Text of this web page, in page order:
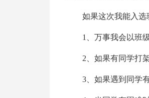
如果这次我能入选
1、万事我会以班
2、如果有同学打
3、如果遇到同学